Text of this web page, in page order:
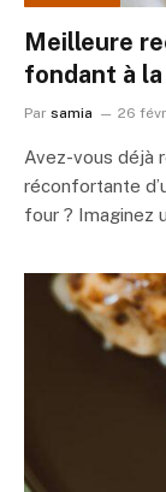
Meilleure
fondant à
Par samia 26
Avez-vous déjà
réconfortante
four ? Imaginez